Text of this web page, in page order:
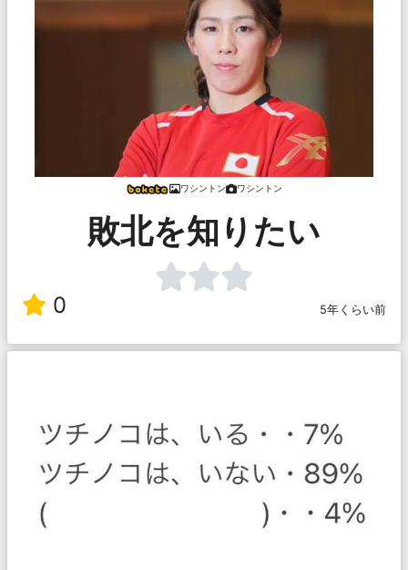
ワシントン ワシントン
敗北を知りたい
0 5年くらい前